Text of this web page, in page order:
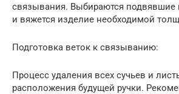
связывания. Выбираются подвявшие
и вяжется изделие необходимой
Подготовка веток к связыванию:
Процесс удаления всех сучьев и
расположения будущей ручки.